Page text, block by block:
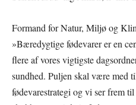
Formand for Natur, Miljø og
»Bæredygtige fødevarer er en
flere af vores vigtigste
sundhed. Puljen skal være med
fødevarestrategi og vi ser frem